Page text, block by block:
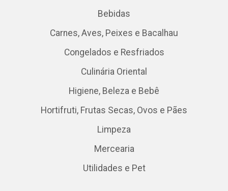
Bebidas
Carnes, Aves, Peixes e Bacalhau
Congelados e Resfriados
Culinária Oriental
Higiene, Beleza e Bebê
Hortifruti, Frutas Secas, Ovos e Pães
Limpeza
Mercearia
Utilidades e Pet